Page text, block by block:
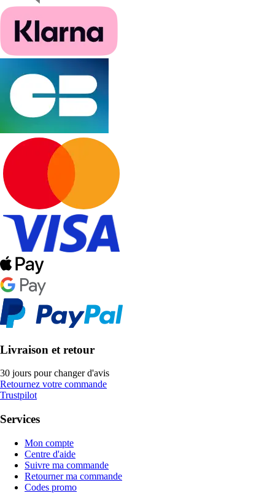
Livraison et retour
30 jours pour changer d'avis
Retournez votre commande
Trustpilot
Services
Mon compte
Centre d'aide
Suivre ma commande
Retourner ma commande
Codes promo